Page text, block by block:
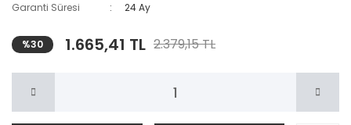
Garanti Süresi
24 Ay
%30 1.665,41 TL 2.379,15 TL